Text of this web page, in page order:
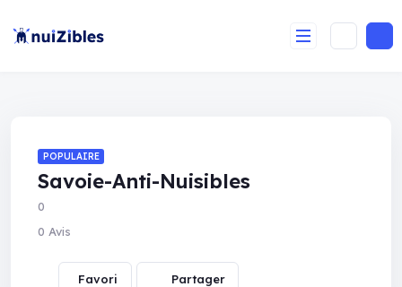
Savoie-Anti-Nuisibles
POPULAIRE
0
0 Avis
Partager